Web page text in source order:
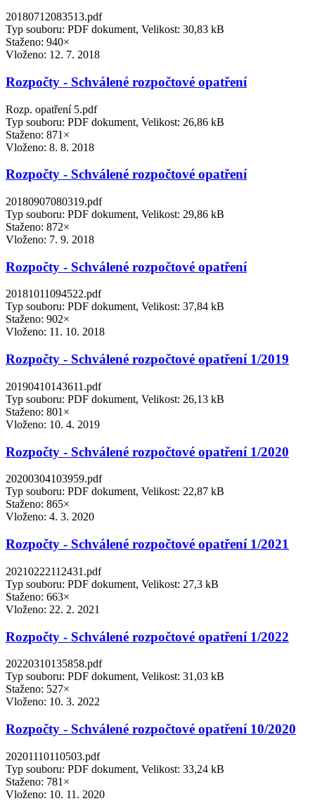
20180712083513.pdf
Typ souboru: PDF dokument, Velikost: 30,83 kB
Staženo: 940×
Vloženo: 12. 7. 2018
Rozpočty - Schválené rozpočtové opatření
Rozp. opatření 5.pdf
Typ souboru: PDF dokument, Velikost: 26,86 kB
Staženo: 871×
Vloženo: 8. 8. 2018
Rozpočty - Schválené rozpočtové opatření
20180907080319.pdf
Typ souboru: PDF dokument, Velikost: 29,86 kB
Staženo: 872×
Vloženo: 7. 9. 2018
Rozpočty - Schválené rozpočtové opatření
20181011094522.pdf
Typ souboru: PDF dokument, Velikost: 37,84 kB
Staženo: 902×
Vloženo: 11. 10. 2018
Rozpočty - Schválené rozpočtové opatření 1/2019
20190410143611.pdf
Typ souboru: PDF dokument, Velikost: 26,13 kB
Staženo: 801×
Vloženo: 10. 4. 2019
Rozpočty - Schválené rozpočtové opatření 1/2020
20200304103959.pdf
Typ souboru: PDF dokument, Velikost: 22,87 kB
Staženo: 865×
Vloženo: 4. 3. 2020
Rozpočty - Schválené rozpočtové opatření 1/2021
20210222112431.pdf
Typ souboru: PDF dokument, Velikost: 27,3 kB
Staženo: 663×
Vloženo: 22. 2. 2021
Rozpočty - Schválené rozpočtové opatření 1/2022
20220310135858.pdf
Typ souboru: PDF dokument, Velikost: 31,03 kB
Staženo: 527×
Vloženo: 10. 3. 2022
Rozpočty - Schválené rozpočtové opatření 10/2020
20201110110503.pdf
Typ souboru: PDF dokument, Velikost: 33,24 kB
Staženo: 781×
Vloženo: 10. 11. 2020